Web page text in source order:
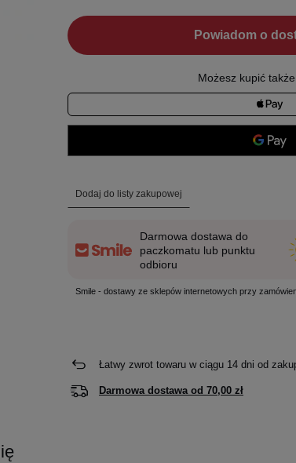
Powiadom o
Możesz kupić
Dodaj do listy zakupowej
Darmowa dostawa do
paczkomatu lub punktu
odbioru
Smile - dostawy ze sklepów internetowych przy
Łatwy zwrot towaru w ciągu 14dni od
Darmowa dostawa od 70,00 zł